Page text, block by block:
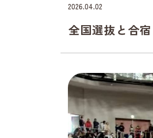
2026.04.02
全国選抜と合宿